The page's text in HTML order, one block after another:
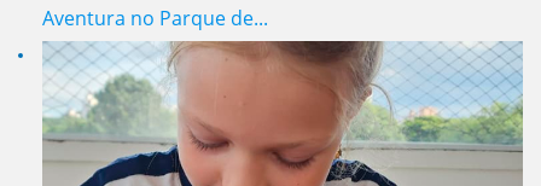
Aventura no Parque de...